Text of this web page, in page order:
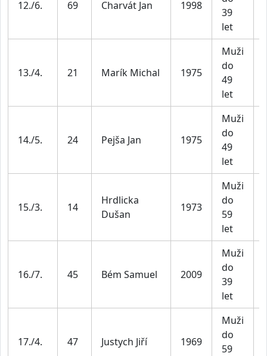
12./6. 69 Charvát Jan 1998
39
let
13./4. 21 Marík Michal 1975
Muži
do
49
let
14./5. 24 Pejša Jan 1975
Muži
do
49
let
15./3. 14
Hrdlicka
Dušan
1973
Muži
do
59
let
16./7. 45 Bém Samuel 2009
Muži
do
39
let
17./4. 47 Justych Jiří 1969
Muži
do
59